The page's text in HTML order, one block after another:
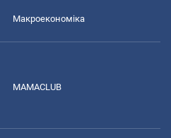
Макроекономіка
MAMACLUB